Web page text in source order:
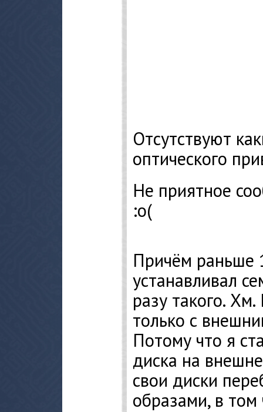
Отсутствуют
оптического
Не приятное
:о(
Причём раньше
устанавливал
разу такого.
только с
Потому что я
диска на
свои диски
образами, в